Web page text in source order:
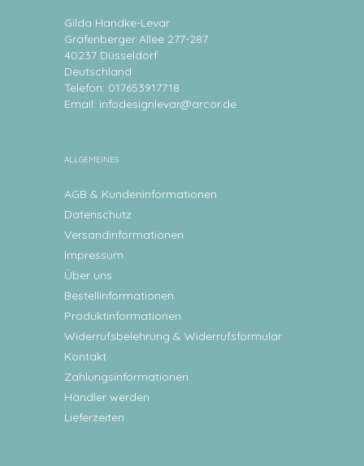
Gilda Handke-Levar
Grafenberger Allee 277-287
40237 Düsseldorf
Deutschland
Telefon: 017653917718
Email: infodesignlevar@arcor.de
ALLGEMEINES
AGB & Kundeninformationen
Datenschutz
Versandinformationen
Impressum
Über uns
Bestellinformationen
Produktinformationen
Widerrufsbelehrung & Widerrufsformular
Kontakt
Zahlungsinformationen
Händler werden
Lieferzeiten